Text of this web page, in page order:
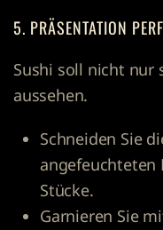
5. PRÄSENTATION
Sushi soll nicht nur
aussehen.
Schneiden Sie
angefeuchteten
Stücke.
Garnieren Sie